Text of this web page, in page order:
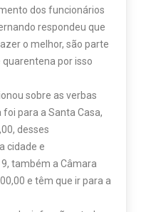
dos funcionários
respondeu que
o melhor, são parte
por isso
sobre as verbas
foi para a Santa Casa,
desses
cidade e
também a Câmara
e têm que ir para a